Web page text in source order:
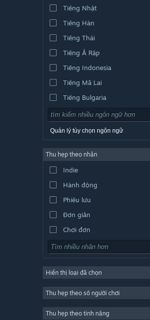
Tiếng Nhật
Tiếng Hàn
Tiếng Thái
Tiếng Ả Rập
Tiếng Indonesia
Tiếng Mã Lai
Tiếng Bulgaria
Tiếng Séc
Tiếng Đan Mạch
Tiếng Anh
Tiếng Tây Ban Nha - TBN
Tiếng Tây Ban Nha - Mỹ Latin
Quản lý tùy chọn ngôn ngữ
Thu hẹp theo nhãn
Indie
Hành động
Phiêu lưu
Đơn giản
Chơi đơn
Mô phỏng
Chiến thuật
2D
Hiển thị loại đã chọn
Thu hẹp theo số người chơi
Thu hẹp theo tính năng